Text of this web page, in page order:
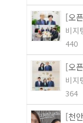
[오
비지
440
[오
비지
364
[천